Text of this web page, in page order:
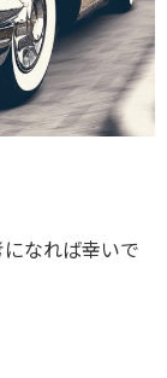
なれば幸いで